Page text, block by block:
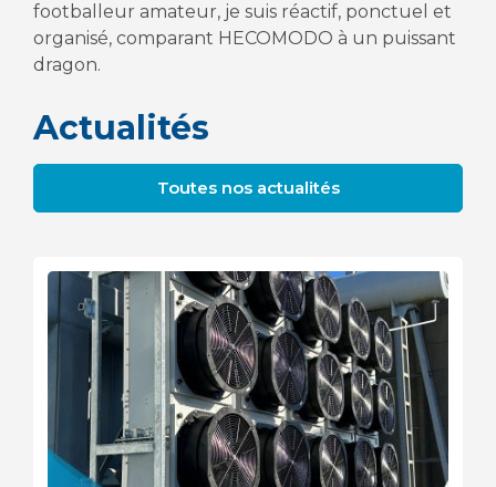
footballeur amateur, je suis réactif, ponctuel et
organisé, comparant HECOMODO à un puissant
dragon.
Actualités
Toutes nos actualités